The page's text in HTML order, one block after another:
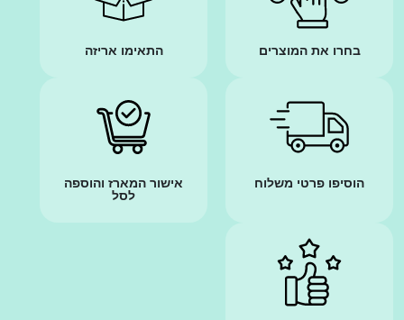
בחרו את המוצרים התאימו אריזה
הוסיפו פרטי משלוח
אישור המארז והוספה
לסל